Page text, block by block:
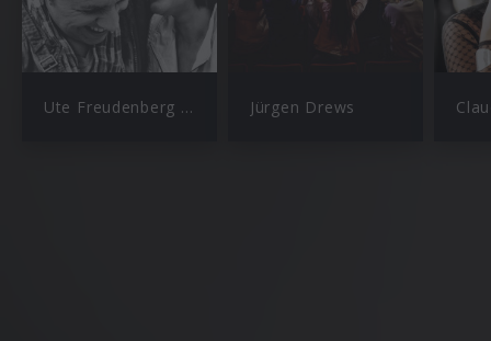
Ute Freudenberg & Christian Lais Jürgen Drews